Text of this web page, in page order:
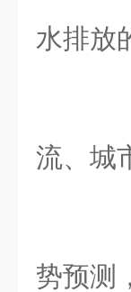
水排放
流、城
势预测